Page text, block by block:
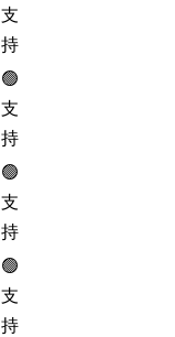
支
持
🟢
支
持
🟢
支
持
🟢
支
持